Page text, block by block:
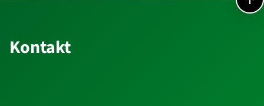
Kontakt